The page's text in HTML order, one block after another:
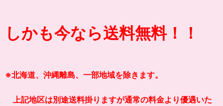
しかも今なら送料無料！！
※北海道、沖縄離島、一部地域を除きます。
上記地区は別途送料掛りますが通常の料金より優遇いた